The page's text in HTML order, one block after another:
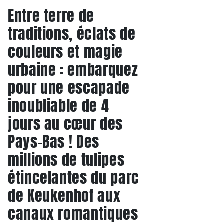
Entre terre de
traditions, éclats de
couleurs et magie
urbaine : embarquez
pour une escapade
inoubliable de 4
jours au cœur des
Pays-Bas ! Des
millions de tulipes
étincelantes du parc
de Keukenhof aux
canaux romantiques